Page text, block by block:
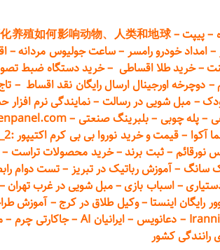
–پیپت–
养殖如何影响动物、人类和地球
–امداد خودرورامسر –ساعت جولیوس مردانه–
–خرید طلا اقساطی –خرید دستگاه ضبط
– دوچرخه اورجینال ارسال رایگان نقد اقساط –
– مبل شویی در رسالت –نمایندگی نرم افزار
–پله چوبی –بلبرینگ صنعتی –
آکوا –قیمت و خرید نوروا بی بی کرم اکتیپور :point_up_2:
نورقائم –ثبت برند–خرید محصولات تراست
سانگ –آموزشرباتیک در تبریز –تست دوام
–اسباب بازی–مبل شویی در غرب تهران
رایگان اینستا –وکیل طلاق در کرج –آموزش
– دعانویس–ایرانیان AI –جاکارتی چرم –
رانندگی کشور